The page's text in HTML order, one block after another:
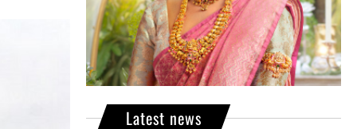
Latest news